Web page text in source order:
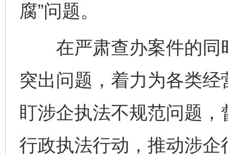
腐”问题。
在严肃查办案件的同
突出问题，着力为各类
盯涉企执法不规范问题
行政执法行动，推动涉